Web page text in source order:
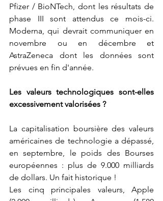
Pfizer / BioNTech, dont les résultats de
phase III sont attendus ce mois-ci.
Moderna, qui devrait communiquer en
novembre ou en décembre et
AstraZeneca dont les données sont
prévues en fin d'année.
Les valeurs technologiques sont-elles
excessivement valorisées ?
La capitalisation boursière des valeurs
américaines de technologie a dépassé,
en septembre, le poids des Bourses
européennes : plus de 9.000 milliards
de dollars. Un fait historique !
Les cinq principales valeurs, Apple